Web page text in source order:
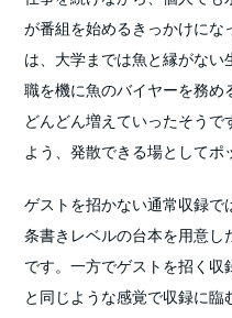
が番組を始めるきっかけに
は、大学までは魚と縁がな
職を機に魚のバイヤーを務
どんどん増えていったそう
よう、発散できる場としてポ
ゲストを招かない通常収録
条書きレベルの台本を用意し
です。一方でゲストを招く収
と同じような感覚で収録に臨